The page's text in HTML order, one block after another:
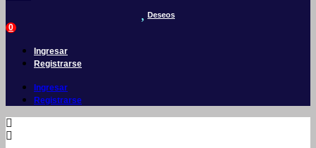
Deseos
0
Ingresar
Registrarse
Ingresar
Registrarse